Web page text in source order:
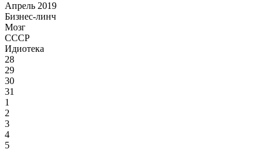
Апрель 2019
Бизнес-линч
Мозг
СССР
Идиотека
28
29
30
31
1
2
3
4
5